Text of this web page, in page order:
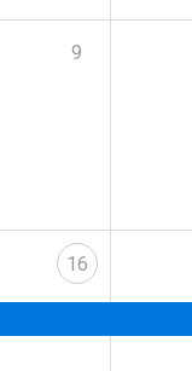
9
16